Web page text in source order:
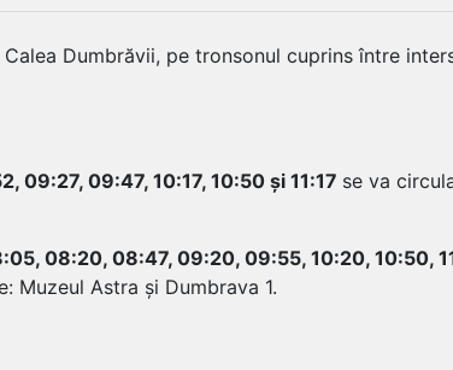
Dumbrăvii, pe tronsonul cuprins între
09:27, 09:47, 10:17, 10:50 și 11:17 se va
08:20, 08:47, 09:20, 09:55, 10:20, 10:50,
Muzeul Astra și Dumbrava 1.